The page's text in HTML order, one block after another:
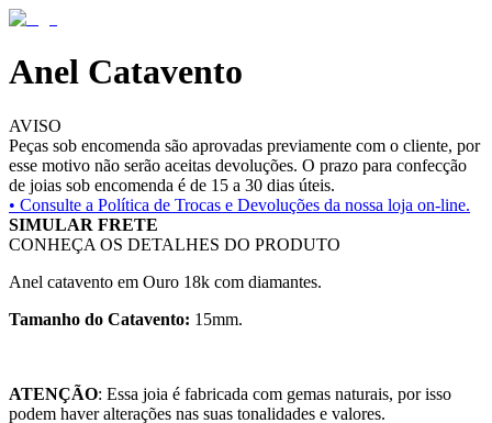
Anel Catavento
AVISO
Peças sob encomenda são aprovadas previamente com o cliente, por
esse motivo não serão aceitas devoluções. O prazo para confecção
de joias sob encomenda é de 15 a 30 dias úteis.
• Consulte a Política de Trocas e Devoluções da nossa loja on-line.
SIMULAR FRETE
CONHEÇA OS DETALHES DO PRODUTO
Anel catavento em Ouro 18k com diamantes.
Tamanho do Catavento: 15mm.
ATENÇÃO: Essa joia é fabricada com gemas naturais, por isso
podem haver alterações nas suas tonalidades e valores.